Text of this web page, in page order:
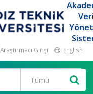
Araştırmacı Girişi English